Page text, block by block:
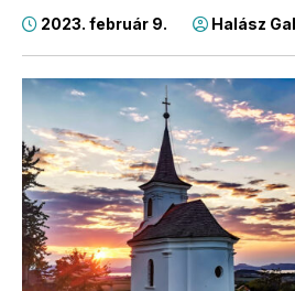
2023. február 9. Halász